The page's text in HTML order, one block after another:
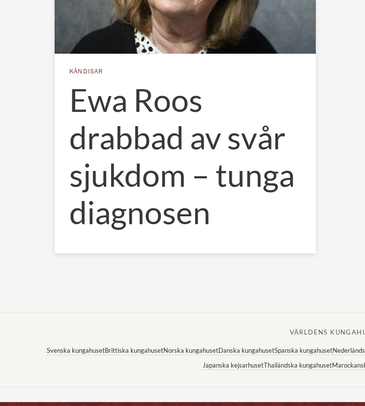
KÄNDISAR
Ewa Roos
drabbad av svår
sjukdom – tunga
diagnosen
VÄRLDENS
Svenska kungahusetBrittiska kungahusetNorska kungahusetDanska kungahusetSpanska kungahuset
Japanska kejsarhusetThailändska kungahuset